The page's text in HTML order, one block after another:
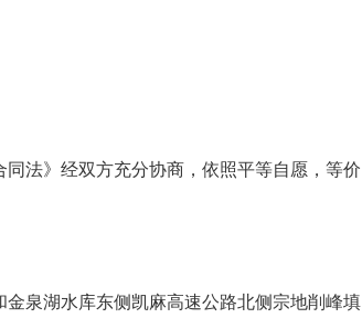
法》经双方充分协商，依照平等自愿，等价
泉湖水库东侧凯麻高速公路北侧宗地削峰填